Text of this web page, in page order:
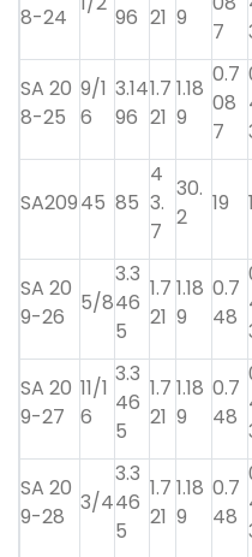
8-24
96 21 9
7
SA 20
8-25
9/1
6
3.14
96
1.7
21
1.18
9
0.7
08
7
SA20945 85
4
3.
7
30.
2
19
SA 20
9-26
5/8
3.3
46
5
1.7
21
1.18
9
0.7
48
SA 20
9-27
11/1
6
3.3
46
5
1.7
21
1.18
9
0.7
48
SA 20
9-28
3/4
3.3
46
5
1.7
21
1.18
9
0.7
48